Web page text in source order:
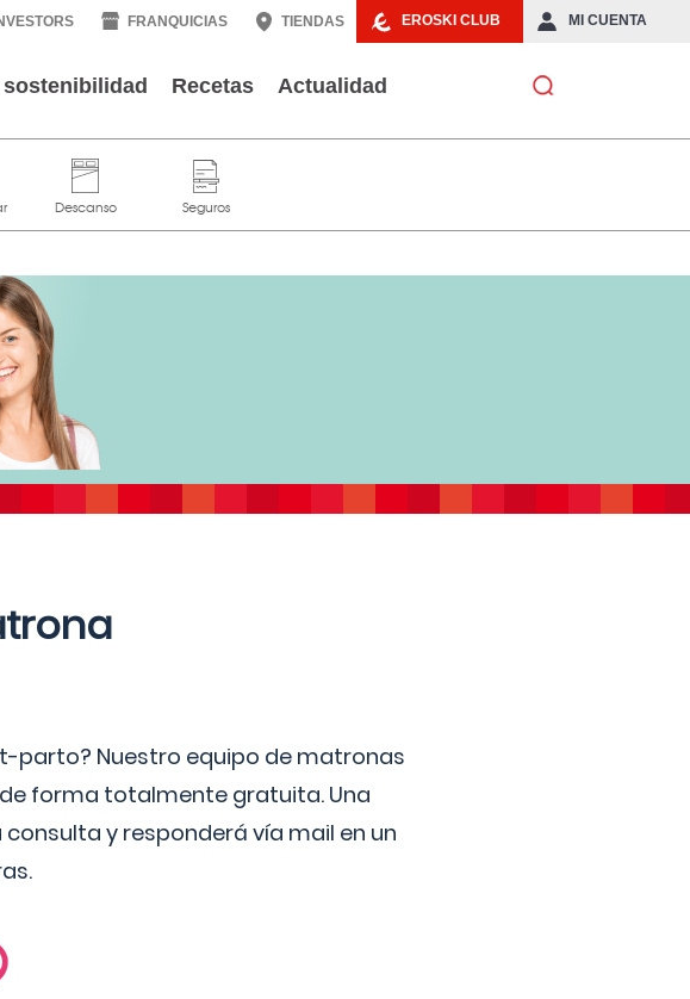
EROSKI CLUB MI CUENTA
FRANQUICIAS TIENDAS
Recetas Actualidad
parto? Nuestro equipo de matronas
forma totalmente gratuita. Una
y responderá vía mail en un